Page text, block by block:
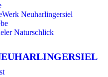
Neuharlingersiel
Naturschlick